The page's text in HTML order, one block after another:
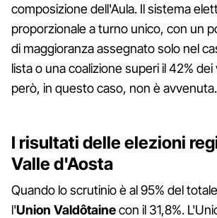
composizione dell'Aula. Il sistema
proporzionale a turno unico, con un
di maggioranza assegnato solo nel
lista o una coalizione superi il 42%
però, in questo caso, non è avvenuta.
I risultati delle elezioni
Valle d'Aosta
Quando lo scrutinio è al 95% del
l'Union Valdôtainecon il 31,8%.